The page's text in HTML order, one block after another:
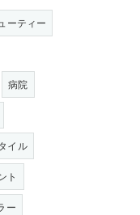
ーティー
病院
イル
ト
ー